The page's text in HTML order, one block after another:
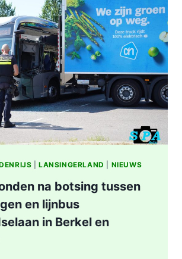
|LANSINGERLAND NIEUWS
na botsing tussen
en lijnbus
in Berkel en